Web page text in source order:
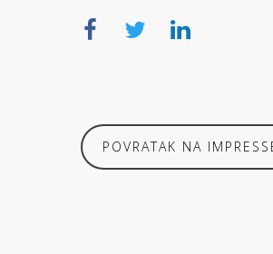
POVRATAK NA